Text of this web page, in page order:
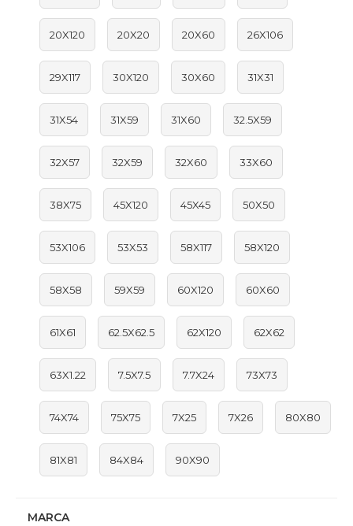
20X120 20X20 20X60 26X106
29X117 30X120 30X60 31X31
31X54 31X59 31X60 32.5X59
32X57 32X59 32X60 33X60
38X75 45X120 45X45 50X50
53X106 53X53 58X117 58X120
58X58 59X59 60X120 60X60
61X61 62.5X62.5 62X120 62X62
63X1.22 7.5X7.5 7.7X24 73X73
74X74 75X75 7X25 7X26 80X80
81X81 84X84 90X90
MARCA